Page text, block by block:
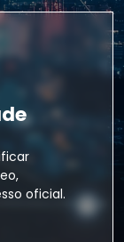
oficial.